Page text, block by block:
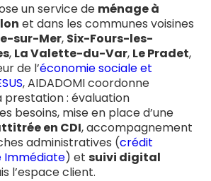
un service de ménage à
et dans les communes voisines
sur-Mer, Six-Fours-les-
, La Valette-du-Var, Le Pradet,
de l’économie sociale et
, AIDADOMI coordonne
prestation : évaluation
besoins, mise en place d’une
en CDI, accompagnement
administratives (crédit
Immédiate) et suivi digital
l’espace client.